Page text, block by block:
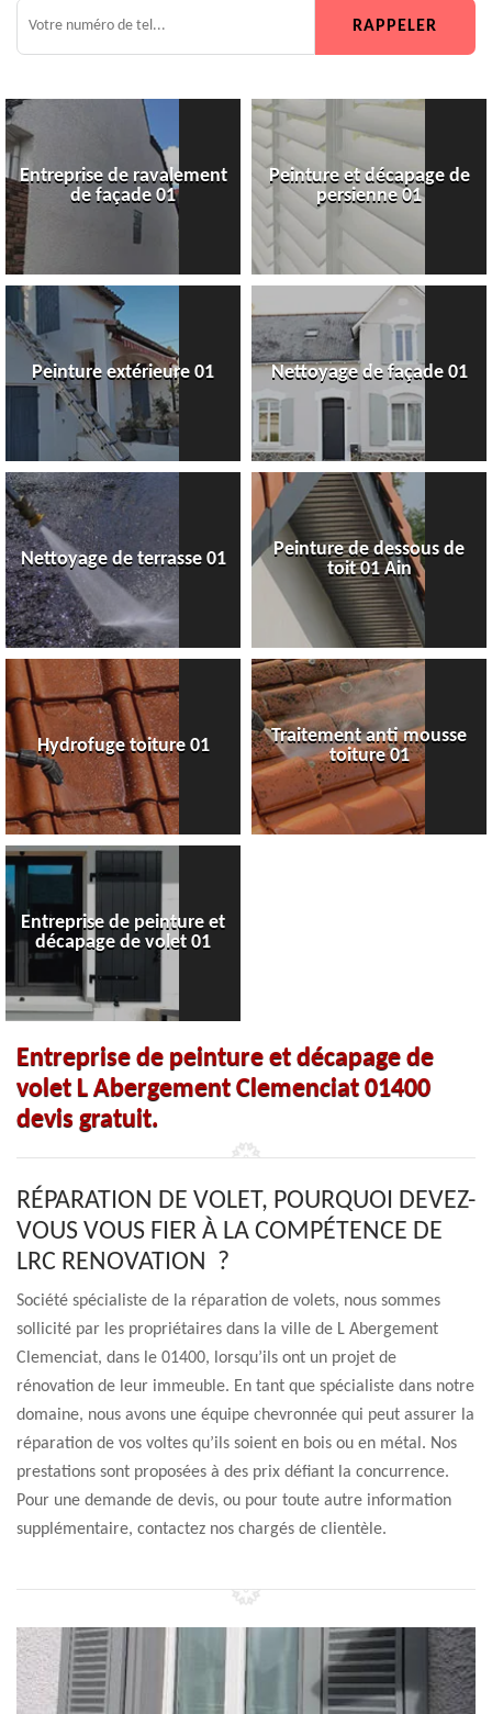
Entreprise de ravalement
de façade 01
Peinture et décapage de
persienne 01
Peinture extérieure 01 Nettoyage de façade 01
Nettoyage de terrasse 01
Peinture de dessous de
toit 01 Ain
Hydrofuge toiture 01
Traitement anti mousse
toiture 01
Entreprise de peinture et
décapage de volet 01
Entreprise de peinture et décapage de
volet L Abergement Clemenciat 01400
devis gratuit.
RÉPARATION DE VOLET, POURQUOI DEVEZ-
VOUS VOUS FIER À LA COMPÉTENCE DE
LRC RENOVATION ?
Société spécialiste de la réparation de volets, nous sommes
sollicité par les propriétaires dans la ville de L Abergement
Clemenciat, dans le 01400, lorsqu’ils ont un projet de
rénovation de leur immeuble. En tant que spécialiste dans notre
domaine, nous avons une équipe chevronnée qui peut assurer la
réparation de vos voltes qu’ils soient en bois ou en métal. Nos
prestations sont proposées à des prix défiant la concurrence.
Pour une demande de devis, ou pour toute autre information
supplémentaire, contactez nos chargés de clientèle.